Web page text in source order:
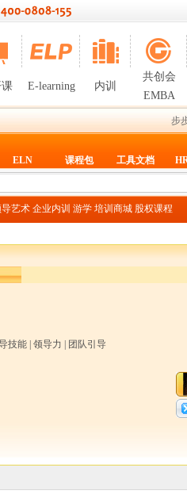
E-learning 内训
共创会
EMBA
步
ELN 课程包 工具文档
艺术 企业内训 游学 培训商城 股权课程
技能 领导力
团队引导